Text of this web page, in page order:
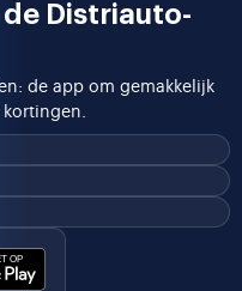
de Distriauto-
de app om gemakkelijk